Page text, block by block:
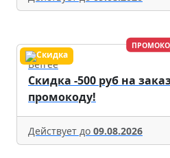
Befree
Скидка -500 руб на
промокоду!
Действует до 09.08.2026